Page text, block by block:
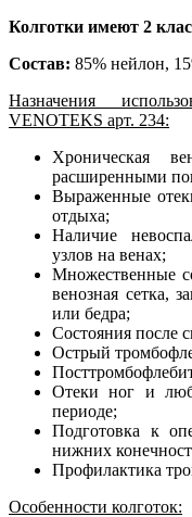
Колготки имеют 2
Состав: 85% нейлон,
Назначения
VENOTEKS арт. 234:
Хроническая
расширенными
Выраженные
отдыха;
Наличие
узлов на венах;
Множественные
венозная сетка,
или бедра;
Состояния после
Острый
Отеки ног и
периоде;
Подготовка к
нижних
Профилактика
Особенности колготок: